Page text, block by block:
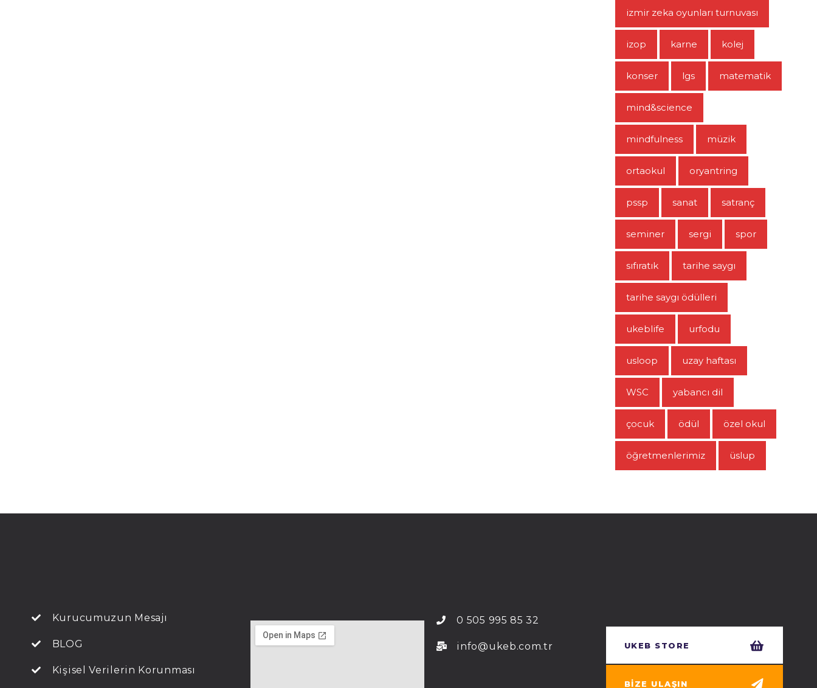
izmir zeka oyunları turnuvası
izop karne kolej
konser lgs matematik
mind&science
mindfulness müzik
ortaokul oryantring
pssp sanat satranç
seminer sergi spor
sıfıratık tarihe saygı
tarihe saygı ödülleri
ukeblife urfodu
usloop uzay haftası
WSC yabancı dil
çocuk ödül özel okul
öğretmenlerimiz üslup
Kurucumuzun Mesajı
BLOG
Kişisel Verilerin Korunması
0 505 995 85 32
info@ukeb.com.tr UKEB STORE
BIZE ULAŞIN